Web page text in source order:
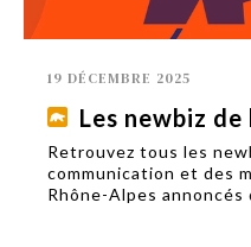
19 DÉCEMBRE 2025
Les newbiz
Retrouvez tous les
communication et des
Rhône-Alpes annoncés